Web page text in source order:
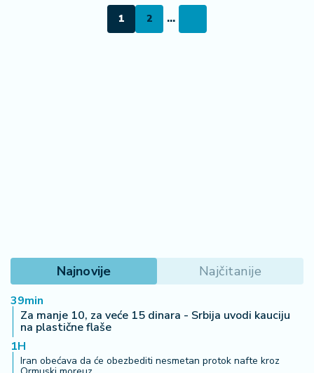
1 2 ...
Najnovije Najčitanije
39min
Za manje 10, za veće 15 dinara - Srbija uvodi kauciju
na plastične flaše
1H
Iran obećava da će obezbediti nesmetan protok nafte kroz